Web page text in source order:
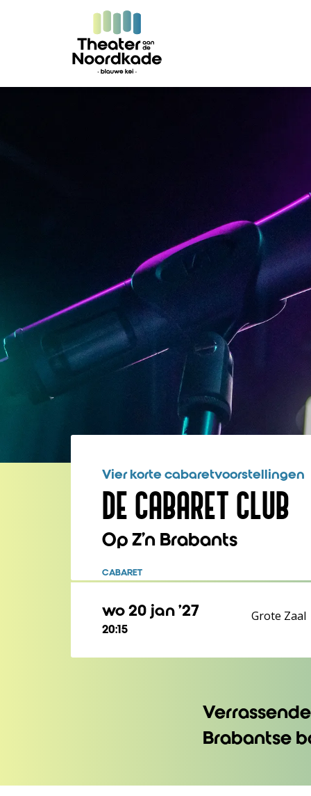
DE CABARET CLUB
Op Z'n Brabants
Vier korte cabaretvoorstellingen
CABARET
wo 20 jan ’27
20:15
Grote Zaal
Brabantse